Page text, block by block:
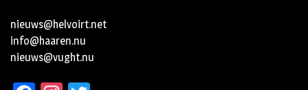
nieuws@helvoirt.net
info@haaren.nu
nieuws@vught.nu